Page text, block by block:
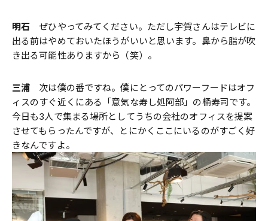
明石 ぜひやってみてください。ただし宇賀さんはテレビに
出る前はやめておいたほうがいいと思います。鼻から脂が吹
き出る可能性ありますから（笑）。
三浦 次は僕の番ですね。僕にとってのパワーフードはオフ
ィスのすぐ近くにある「意気な寿し処阿部」の桶寿司です。
今日も3人で集まる場所としてうちの会社のオフィスを提案
させてもらったんですが、とにかくここにいるのがすごく好
きなんですよ。